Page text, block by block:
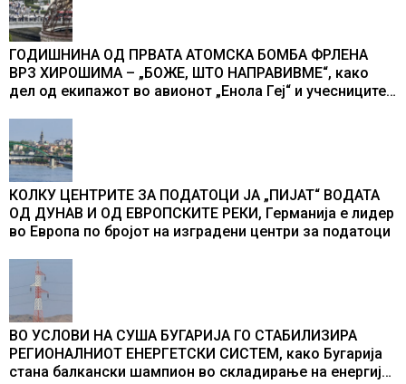
ГОДИШНИНА ОД ПРВАТА АТОМСКА БОМБА ФРЛЕНА
ВРЗ ХИРОШИМА – „БОЖЕ, ШТО НАПРАВИВМЕ“, како
дел од екипажот во авионот „Енола Геј“ и учесниците
промени текот на историјата
КОЛКУ ЦЕНТРИТЕ ЗА ПОДАТОЦИ ЈА „ПИЈАТ“ ВОДАТА
ОД ДУНАВ И ОД ЕВРОПСКИТЕ РЕКИ, Германија е лидер
во Европа по бројот на изградени центри за податоци
ВО УСЛОВИ НА СУША БУГАРИЈА ГО СТАБИЛИЗИРА
РЕГИОНАЛНИОТ ЕНЕРГЕТСКИ СИСТЕМ, како Бугарија
стана балкански шампион во складирање на енергија